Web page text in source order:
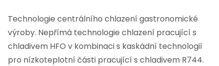
Technologie centrálního chlazení gastronomické
výroby. Nepřímá technologie chlazení pracující s
chladivem HFO v kombinaci s kaskádní technologií
pro nízkoteplotní části pracující s chladivem R744.